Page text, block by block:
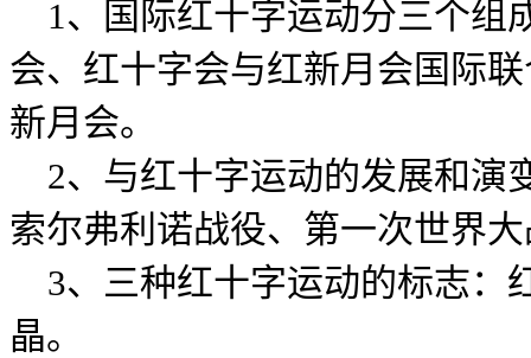
1、国际红十字运动分三个组
会、红十字会与红新月会国际
新月会。
2、与红十字运动的发展和演
索尔弗利诺战役、第一次世界
3、三种红十字运动的标志：
晶。